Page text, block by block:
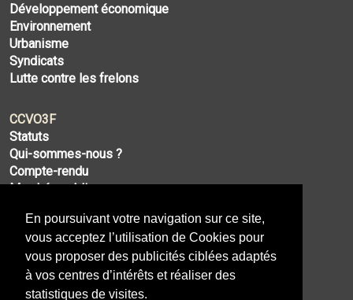
En poursuivant votre navigation sur ce site,
vous acceptez l’utilisation de Cookies pour
vous proposer des publicités ciblées adaptés
à vos centres d’intérêts et réaliser des
statistiques de visites.
Développement économique
Environnement
Urbanisme
Syndicats
Lutte contre les frelons
CCVO3F
Statuts
Qui-sommes-nous ?
Compte-rendu
Marchés publics
PLAN DU SITE
Nos communes
Les élus